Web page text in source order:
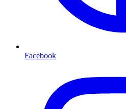
Facebook